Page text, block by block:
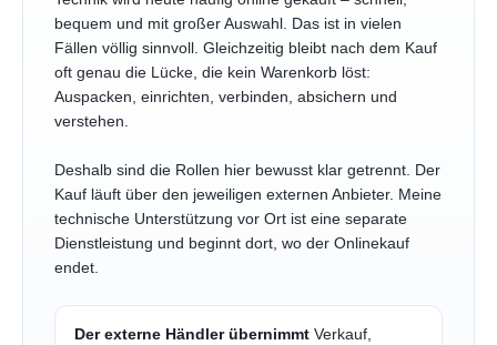
bequem und mit großer Auswahl. Das ist in vielen
Fällen völlig sinnvoll. Gleichzeitig bleibt nach dem Kauf
oft genau die Lücke, die kein Warenkorb löst:
Auspacken, einrichten, verbinden, absichern und
verstehen.
Deshalb sind die Rollen hier bewusst klar getrennt. Der
Kauf läuft über den jeweiligen externen Anbieter. Meine
technische Unterstützung vor Ort ist eine separate
Dienstleistung und beginnt dort, wo der Onlinekauf
endet.
Der externe Händler übernimmt Verkauf,